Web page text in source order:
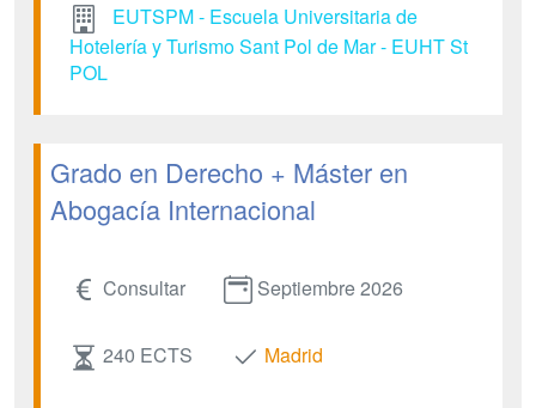
EUTSPM - Escuela Universitaria de
Hotelería y Turismo Sant Pol de Mar - EUHT St
POL
Grado en Derecho + Máster en
Abogacía Internacional
Consultar Septiembre 2026
240 ECTS Madrid